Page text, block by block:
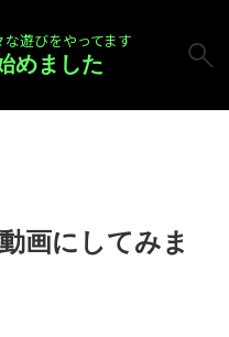
遊びをやってます
めました
画にしてみま